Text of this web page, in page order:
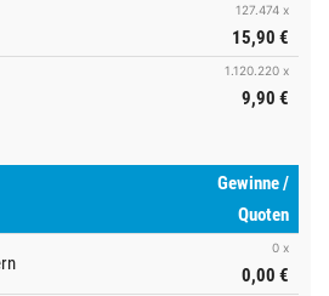
127.474 x
15,90 €
1.120.220 x
9,90 €
Gewinne /
Quoten
0 x
0,00 €